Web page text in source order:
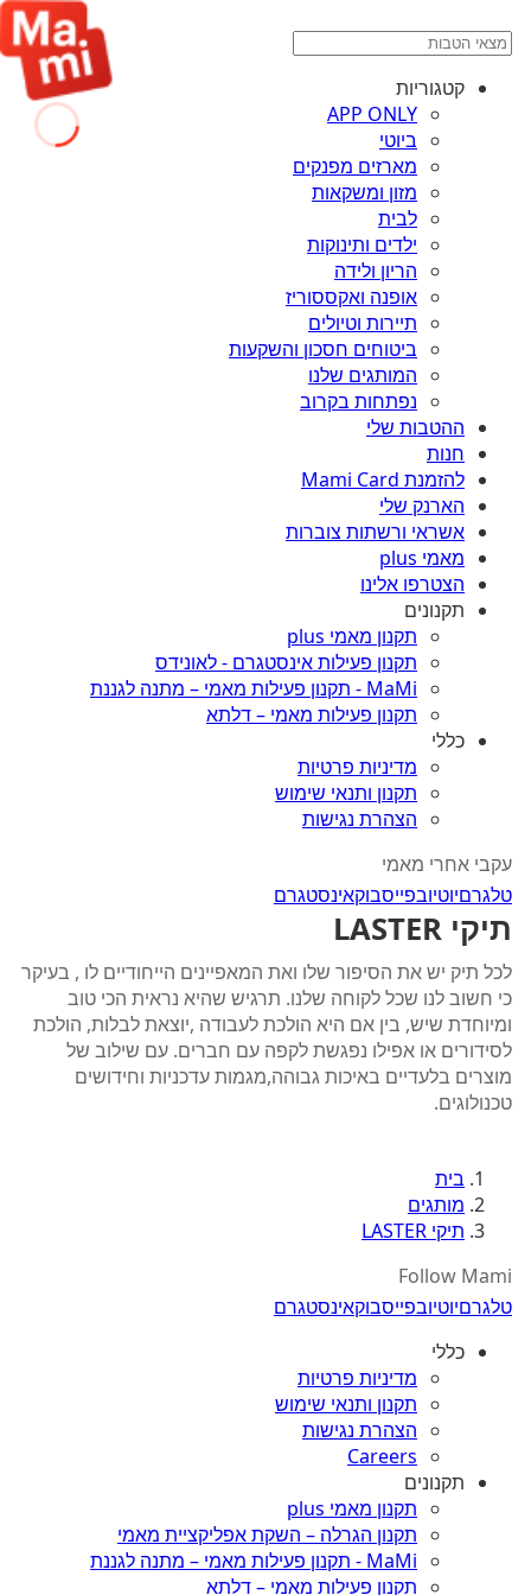
קטגוריות
APP ONLY
ביוטי
מארזים מפנקים
מזון ומשקאות
לבית
ילדים ותינוקות
הריון ולידה
אופנה ואקססוריז
תיירות וטיולים
ביטוחים חסכון והשקעות
המותגים שלנו
נפתחות בקרוב
ההטבות שלי
חנות
להזמנת Mami Card
הארנק שלי
אשראי ורשתות צוברות
מאמי plus
הצטרפו אלינו
תקנונים
תקנון מאמי plus
תקנון פעילות אינסטגרם - לאונידס
MaMi - תקנון פעילות מאמי – מתנה לגננת
תקנון פעילות מאמי – דלתא
כללי
מדיניות פרטיות
תקנון ותנאי שימוש
הצהרת נגישות
עקבי אחרי מאמי
טלגרםיוטיובפייסבוקאינסטגרם
תיקי LASTER
לכל תיק יש את הסיפור שלו ואת המאפיינים הייחודיים לו , בעיקר
כי חשוב לנו שכל לקוחה שלנו. תרגיש שהיא נראית הכי טוב
ומיוחדת שיש, בין אם היא הולכת לעבודה ,יוצאת לבלות, הולכת
לסידורים או אפילו נפגשת לקפה עם חברים. עם שילוב של
מוצרים בלעדיים באיכות גבוהה,מגמות עדכניות וחידושים
טכנולוגים.
בית
מותגים
תיקי LASTER
Follow Mami
טלגרםיוטיובפייסבוקאינסטגרם
כללי
מדיניות פרטיות
תקנון ותנאי שימוש
הצהרת נגישות
Careers
תקנונים
תקנון מאמי plus
תקנון הגרלה – השקת אפליקציית מאמי
MaMi - תקנון פעילות מאמי – מתנה לגננת
תקנון פעילות מאמי – דלתא